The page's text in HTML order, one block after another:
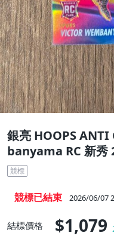
銀亮 HOOPS
banyama RC 新秀
競標
競標已結束 2026/06/07
結標價格 $1,079